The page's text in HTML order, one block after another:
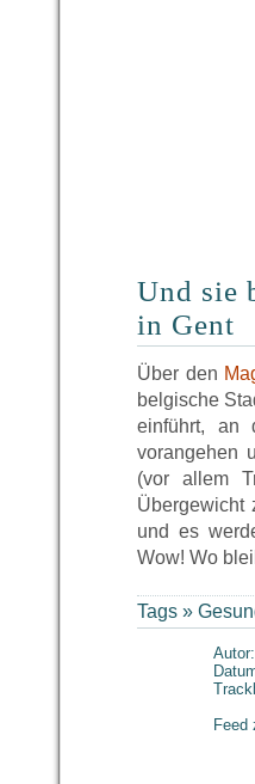
Und sie
in Gent
Über den
belgische
einführt, an
vorangehen
(vor allem
Übergewicht
und es
Wow! Wo
Tags »
Autor:
Feed